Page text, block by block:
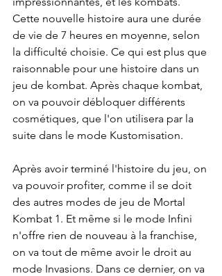
Cette nouvelle histoire aura une durée
de vie de 7 heures en moyenne, selon
la difficulté choisie. Ce qui est plus que
raisonnable pour une histoire dans un
jeu de kombat. Après chaque kombat,
on va pouvoir débloquer différents
cosmétiques, que l'on utilisera par la
suite dans le mode Kustomisation.
Après avoir terminé l'histoire du jeu, on
va pouvoir profiter, comme il se doit
des autres modes de jeu de Mortal
Kombat 1. Et même si le mode Infini
n'offre rien de nouveau à la franchise,
on va tout de même avoir le droit au
mode Invasions. Dans ce dernier, on va